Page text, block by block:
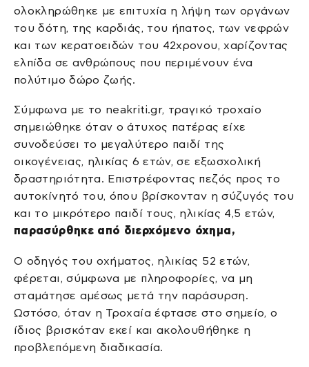
ολοκληρώθηκε με επιτυχία η λήψη των οργάνων
του δότη, της καρδιάς, του ήπατος, των νεφρών
και των κερατοειδών του 42χρονου, χαρίζοντας
ελπίδα σε ανθρώπους που περιμένουν ένα
πολύτιμο δώρο ζωής.
Σύμφωνα με το neakriti.gr, τραγικό τροχαίο
σημειώθηκε όταν ο άτυχος πατέρας είχε
συνοδεύσει το μεγαλύτερο παιδί της
οικογένειας, ηλικίας 6 ετών, σε εξωσχολική
δραστηριότητα. Επιστρέφοντας πεζός προς το
αυτοκίνητό του, όπου βρίσκονταν η σύζυγός του
και το μικρότερο παιδί τους, ηλικίας 4,5 ετών,
παρασύρθηκε από διερχόμενο όχημα,
Ο οδηγός του οχήματος, ηλικίας 52 ετών,
φέρεται, σύμφωνα με πληροφορίες, να μη
σταμάτησε αμέσως μετά την παράσυρση.
Ωστόσο, όταν η Τροχαία έφτασε στο σημείο, ο
ίδιος βρισκόταν εκεί και ακολουθήθηκε η
προβλεπόμενη διαδικασία.